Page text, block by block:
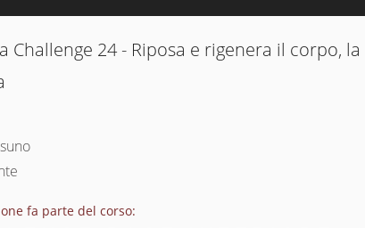
Challenge 24 - Riposa e rigenera il corpo,
fa parte del corso: